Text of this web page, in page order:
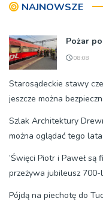
NAJNOWSZE
Pożar
08:08
Starosądeckie stawy
jeszcze można
Szlak Architektury
można oglądać tego
’Święci Piotr i Paweł
przeżywa jubileusz 700-
Pójdą na piechotę do